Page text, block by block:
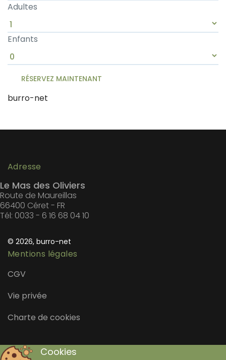
Adultes
Enfants
burro-net
Adresse
Le Mas des Oliviers
Route de Maureillas
66400 Céret - FR
Tél: 0033 - 6 16 68 04 10
© 2026, burro-net
Mentions légales
CGV
Vie privée
Charte de cookies
Cookies